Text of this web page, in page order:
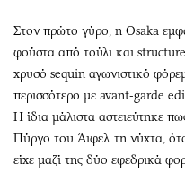
Στον πρώτο γύρο, η Osaka
φούστα από τούλι και
χρυσό sequin αγωνιστικό
περισσότερο με avant-garde
Η ίδια μάλιστα αστειεύτηκε
Πύργο του Άιφελ τη νύχτα,
είχε μαζί της δύο εφεδρικά